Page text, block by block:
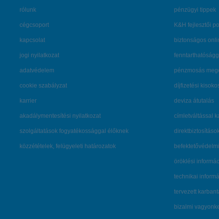
rólunk
cégcsoport
kapcsolat
jogi nyilatkozat
adatvédelem
cookie szabályzat
karrier
akadálymentesítési nyilatkozat
szolgáltatások fogyatékossággal élőknek
közzétételek, felügyeleti határozatok
pénzügyi tippek
K&H fejlesztői
biztonságos
pénzmosás
díjfizetési
deviza átutalás
címletváltással
öröklési
technikai
tervezett
bizalmi